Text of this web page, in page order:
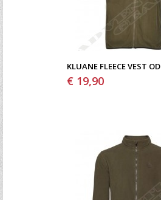
KLUANE FLEECE VEST OD
€ 19,90